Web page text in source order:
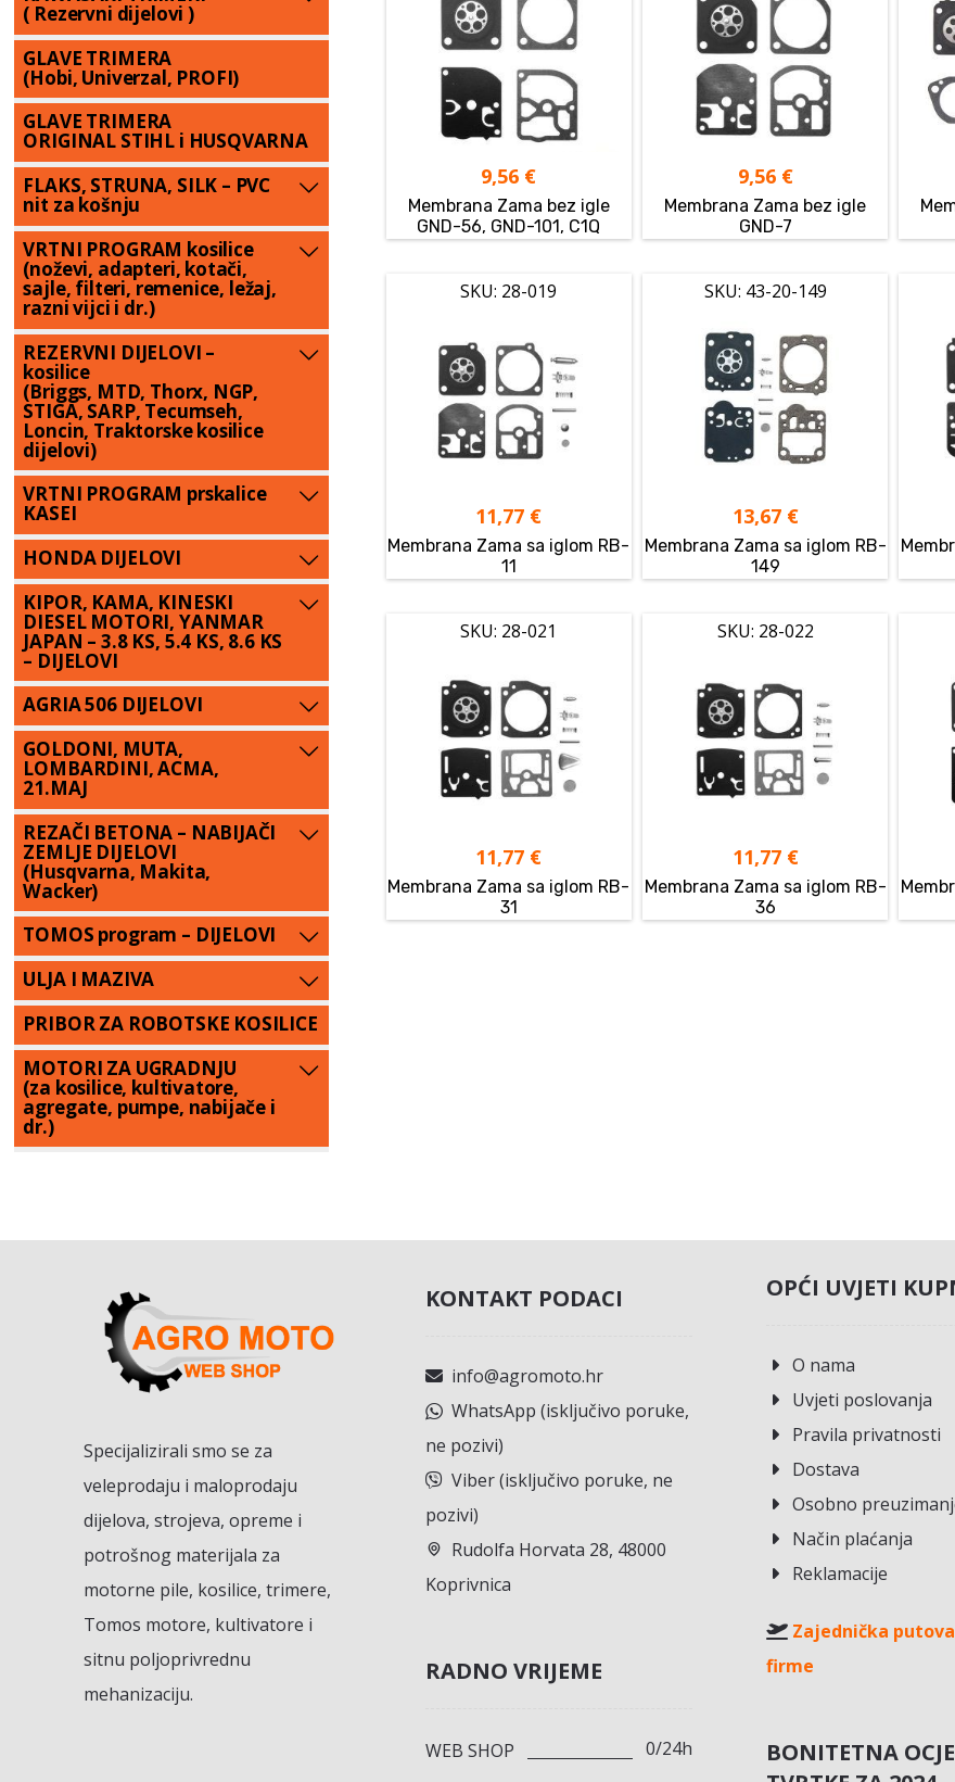
9,56 €
Membrana Zama bez igle
GND-56, GND-101, C1Q
9,56 €
Membrana Zama bez igle
GND-7
SKU: 28-019
11,77 €
Membrana Zama sa iglom RB-
11
SKU: 43-20-149
13,67 €
Membrana Zama sa iglom RB-
149
SKU: 28-021
11,77 €
Membrana Zama sa iglom RB-
31
SKU: 28-022
11,77 €
Membrana Zama sa iglom RB-
36
( Rezervni dijelovi )
GLAVE TRIMERA
(Hobi, Univerzal, PROFI)
GLAVE TRIMERA
ORIGINAL STIHL i HUSQVARNA
FLAKS, STRUNA, SILK – PVC
nit za košnju
VRTNI PROGRAM kosilice
(noževi, adapteri, kotači,
sajle, filteri, remenice, ležaj,
razni vijci i dr.)
REZERVNI DIJELOVI –
kosilice
(Briggs, MTD, Thorx, NGP,
STIGA, SARP, Tecumseh,
Loncin, Traktorske kosilice
dijelovi)
VRTNI PROGRAM prskalice
KASEI
HONDA DIJELOVI
KIPOR, KAMA, KINESKI
DIESEL MOTORI, YANMAR
JAPAN – 3.8 KS, 5.4 KS, 8.6 KS
– DIJELOVI
AGRIA 506 DIJELOVI
GOLDONI, MUTA,
LOMBARDINI, ACMA,
21.MAJ
REZAČI BETONA – NABIJAČI
ZEMLJE DIJELOVI
(Husqvarna, Makita,
Wacker)
TOMOS program – DIJELOVI
ULJA I MAZIVA
PRIBOR ZA ROBOTSKE KOSILICE
MOTORI ZA UGRADNJU
(za kosilice, kultivatore,
agregate, pumpe, nabijače i
dr.)
Specijalizirali smo se za
veleprodaju i maloprodaju
dijelova, strojeva, opreme i
potrošnog materijala za
motorne pile, kosilice, trimere,
Tomos motore, kultivatore i
sitnu poljoprivrednu
mehanizaciju.
KONTAKT PODACI
info@agromoto.hr
WhatsApp (isključivo poruke,
ne pozivi)
Viber (isključivo poruke, ne
pozivi)
Rudolfa Horvata 28, 48000
Koprivnica
RADNO VRIJEME
WEB SHOP 0/24h
OPĆI UVJETI
O nama
Uvjeti poslovanja
Pravila privatnosti
Dostava
Osobno
Način plaćanja
Reklamacije
Zajednička
firme
BONITETNA